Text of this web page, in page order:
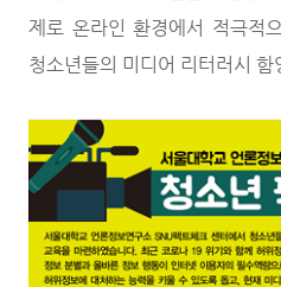
제로 온라인 환경에서 적극적
청소년들의 미디어 리터러시 함